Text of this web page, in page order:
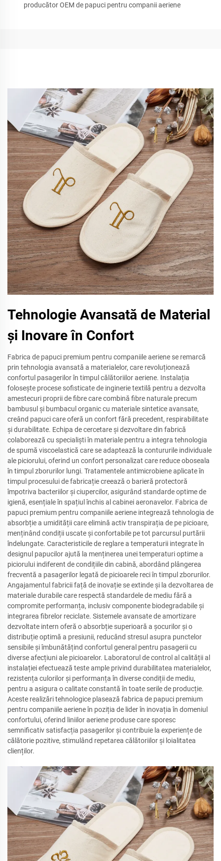
producător OEM de papuci pentru companii aeriene
Tehnologie Avansată de Material
și Inovare în Confort
Fabrica de papuci premium pentru companiile aeriene se remarcă
prin tehnologia avansată a materialelor, care revoluționează
confortul pasagerilor în timpul călătoriilor aeriene. Instalația
folosește procese sofisticate de inginerie textilă pentru a dezvolta
amestecuri proprii de fibre care combină fibre naturale precum
bambusul și bumbacul organic cu materiale sintetice avansate,
creând papuci care oferă un confort fără precedent, respirabilitate
și durabilitate. Echipa de cercetare și dezvoltare din fabrică
colaborează cu specialiști în materiale pentru a integra tehnologia
de spumă viscoelastică care se adaptează la contururile individuale
ale piciorului, oferind un confort personalizat care reduce oboseala
în timpul zborurilor lungi. Tratamentele antimicrobiene aplicate în
timpul procesului de fabricație creează o barieră protectoră
împotriva bacteriilor și ciupercilor, asigurând standarde optime de
igienă, esențiale în spațiul închis al cabinei aeronavelor. Fabrica de
papuci premium pentru companiile aeriene integrează tehnologia de
absorbție a umidității care elimină activ transpirația de pe picioare,
menținând condiții uscate și confortabile pe tot parcursul purtării
îndelungate. Caracteristicile de reglare a temperaturii integrate în
designul papucilor ajută la menținerea unei temperaturi optime a
piciorului indiferent de condițiile din cabină, abordând plângerea
frecventă a pasagerilor legată de picioarele reci în timpul zborurilor.
Angajamentul fabricii față de inovație se extinde și la dezvoltarea de
materiale durabile care respectă standardele de mediu fără a
compromite performanța, inclusiv componente biodegradabile și
integrarea fibrelor reciclate. Sistemele avansate de amortizare
dezvoltate intern oferă o absorbție superioară a șocurilor și o
distribuție optimă a presiunii, reducând stresul asupra punctelor
sensibile și îmbunătățind confortul general pentru pasagerii cu
diverse afecțiuni ale picioarelor. Laboratorul de control al calității al
instalației efectuează teste ample privind durabilitatea materialelor,
rezistența culorilor și performanța în diverse condiții de mediu,
pentru a asigura o calitate constantă în toate serile de producție.
Aceste realizări tehnologice plasează fabrica de papuci premium
pentru companiile aeriene în poziția de lider în inovația în domeniul
confortului, oferind liniilor aeriene produse care sporesc
semnificativ satisfacția pasagerilor și contribuie la experiențe de
călătorie pozitive, stimulând repetarea călătoriilor și loialitatea
clienților.